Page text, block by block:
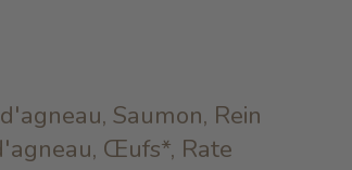
Saumon, Rein
Œufs*, Rate